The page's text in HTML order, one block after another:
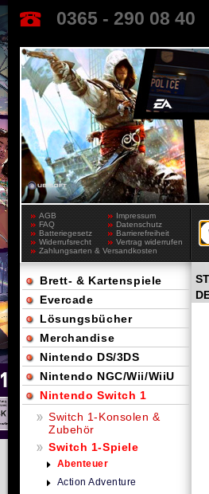
0365 - 290 08 40
AGB
Impressum
FAQ
Datenschutz
Batteriegesetz
Barrierefreiheit
Widerrufsrecht
Vertrag widerrufen
Zahlungsarten & Versandkosten
Brett- & Kartenspiele
Evercade
Lösungsbücher
Merchandise
Nintendo DS/3DS
Nintendo NGC/Wii/WiiU
Nintendo Switch 1
Switch 1-Konsolen &
Zubehör
Switch 1-Spiele
Abenteuer
Action Adventure